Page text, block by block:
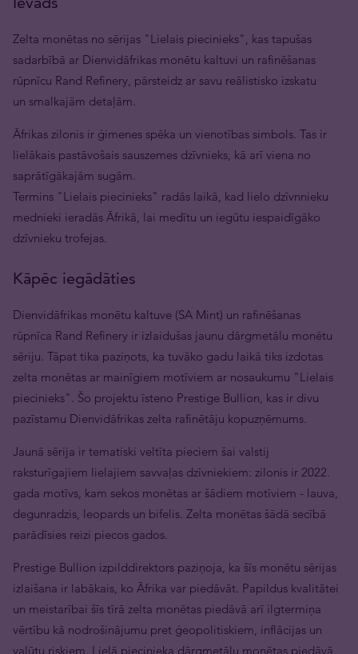
Zelta monētas no sērijas "Lielais piecinieks", kas tapušas
sadarbībā ar Dienvidāfrikas monētu kaltuvi un rafinēšanas
rūpnīcu Rand Refinery, pārsteidz ar savu reālistisko izskatu
un smalkajām detaļām.
Āfrikas zilonis ir ģimenes spēka un vienotības simbols. Tas ir
lielākais pastāvošais sauszemes dzīvnieks, kā arī viena no
saprātīgākajām sugām.
Termins "Lielais piecinieks" radās laikā, kad lielo dzīvnnieku
mednieki ieradās Āfrikā, lai medītu un iegūtu iespaidīgāko
dzīvnieku trofejas.
Kāpēc iegādāties
Dienvidāfrikas monētu kaltuve (SA Mint) un rafinēšanas
rūpnīca Rand Refinery ir izlaidušas jaunu dārgmetālu monētu
sēriju. Tāpat tika paziņots, ka tuvāko gadu laikā tiks izdotas
zelta monētas ar mainīgiem motīviem ar nosaukumu "Lielais
piecinieks". Šo projektu īsteno Prestige Bullion, kas ir divu
pazīstamu Dienvidāfrikas zelta rafinētāju kopuzņēmums.
Jaunā sērija ir tematiski veltīta pieciem šai valstij
raksturīgajiem lielajiem savvaļas dzīvniekiem: zilonis ir 2022.
gada motīvs, kam sekos monētas ar šādiem motīviem - lauva,
degunradzis, leopards un bifelis. Zelta monētas šādā secībā
parādīsies reizi piecos gados.
Prestige Bullion izpilddirektors paziņoja, ka šīs monētu sērijas
izlaišana ir labākais, ko Āfrika var piedāvāt. Papildus kvalitātei
un meistarībai šīs tīrā zelta monētas piedāvā arī ilgtermiņa
vērtību kā nodrošinājumu pret ģeopolitiskiem, inflācijas un
valūtu riskiem. Lielā piecinieka dārgmetālu monētas piedāvā